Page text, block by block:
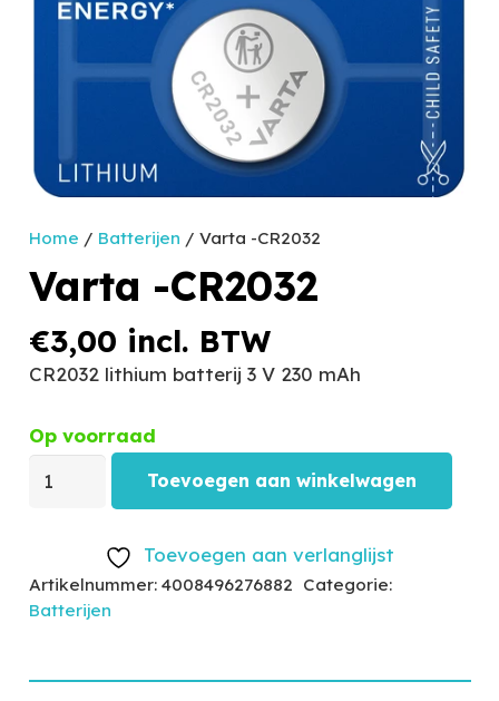
Home / Batterijen / Varta -CR2032
Varta -CR2032
€3,00 incl. BTW
CR2032 lithium batterij 3 V 230 mAh
Op voorraad
Toevoegen aan winkelwagen
Toevoegen aan verlanglijst
Artikelnummer: 4008496276882 Categorie:
Batterijen